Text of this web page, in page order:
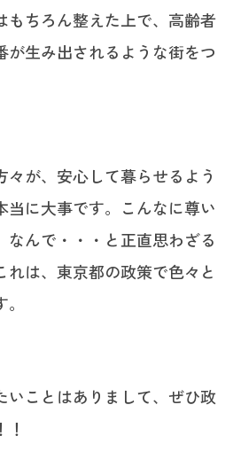
もちろん整えた上で、高齢者
が生み出されるような街をつ
々が、安心して暮らせるよう
当に大事です。こんなに尊い
なんで・・・と正直思わざる
れは、東京都の政策で色々と
いことはありまして、ぜひ政